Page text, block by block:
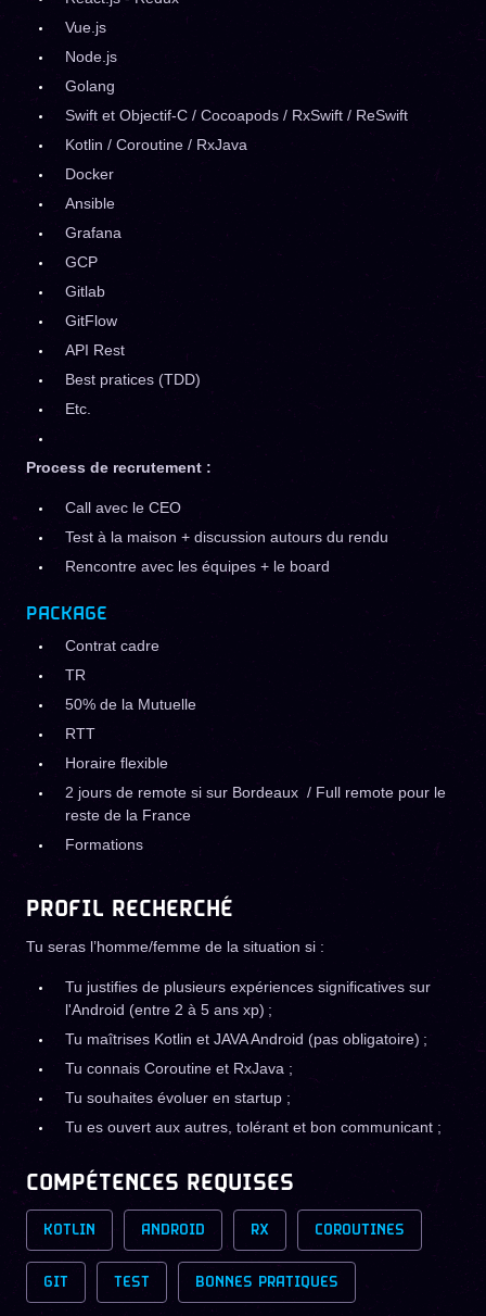
Vue.js
Node.js
Golang
Swift et Objectif-C / Cocoapods / RxSwift / ReSwift
Kotlin / Coroutine / RxJava
Docker
Ansible
Grafana
GCP
Gitlab
GitFlow
API Rest
Best pratices (TDD)
Etc.
Process de recrutement :
Call avec le CEO
Test à la maison + discussion autours du rendu
Rencontre avec les équipes + le board
PACKAGE
Contrat cadre
TR
50% de la Mutuelle
RTT
Horaire flexible
2 jours de remote si sur Bordeaux / Full remote pour le
reste de la France
Formations
PROFIL RECHERCHÉ
Tu seras l’homme/femme de la situation si :
Tu justifies de plusieurs expériences significatives sur
l'Android (entre 2 à 5 ans xp) ;
Tu maîtrises Kotlin et JAVA Android (pas obligatoire) ;
Tu connais Coroutine et RxJava ;
Tu souhaites évoluer en startup ;
Tu es ouvert aux autres, tolérant et bon communicant ;
COMPÉTENCES REQUISES
KOTLIN ANDROID RX COROUTINES
GIT TEST BONNES PRATIQUES